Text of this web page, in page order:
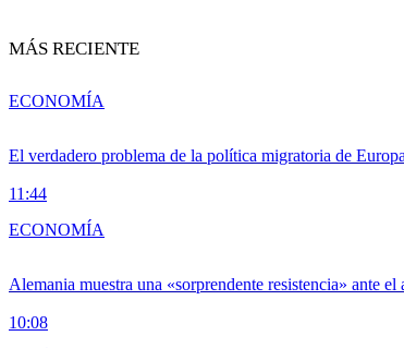
MÁS RECIENTE
El verdadero problema de la política migratoria de Europa
11:44
ECONOMÍA
Alemania muestra una «sorprendente resistencia» ante
10:08
ECONOMÍA